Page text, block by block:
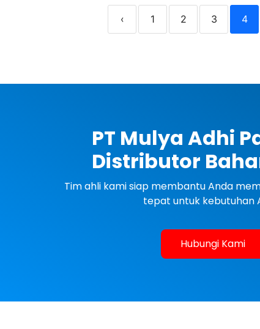
‹ 1 2 3 4
PT Mulya Adhi
Distributor
Tim ahli kami siap membantu Anda
tepat untuk kebutuhan
Hubungi Kami